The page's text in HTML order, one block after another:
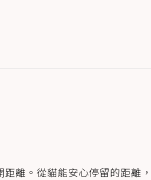
離。從貓能安心停留的距離